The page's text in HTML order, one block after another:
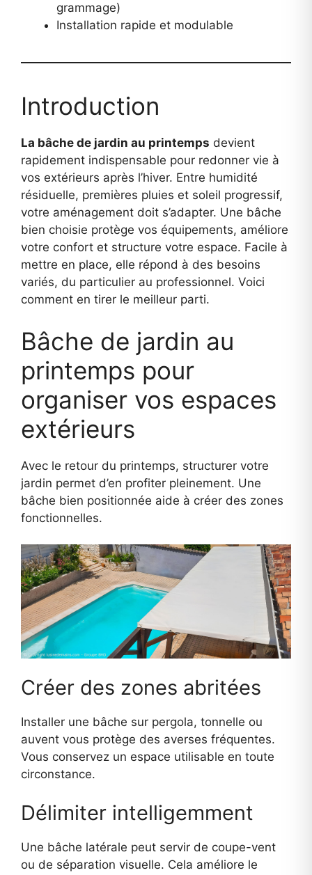
grammage)
Installation rapide et modulable
Introduction
La bâche de jardin au printemps devient
rapidement indispensable pour redonner vie à
vos extérieurs après l’hiver. Entre humidité
résiduelle, premières pluies et soleil progressif,
votre aménagement doit s’adapter. Une bâche
bien choisie protège vos équipements, améliore
votre confort et structure votre espace. Facile à
mettre en place, elle répond à des besoins
variés, du particulier au professionnel. Voici
comment en tirer le meilleur parti.
Bâche de jardin au
printemps pour
organiser vos espaces
extérieurs
Avec le retour du printemps, structurer votre
jardin permet d’en profiter pleinement. Une
bâche bien positionnée aide à créer des zones
fonctionnelles.
Créer des zones abritées
Installer une bâche sur pergola, tonnelle ou
auvent vous protège des averses fréquentes.
Vous conservez un espace utilisable en toute
circonstance.
Délimiter intelligemment
Une bâche latérale peut servir de coupe-vent
ou de séparation visuelle. Cela améliore le